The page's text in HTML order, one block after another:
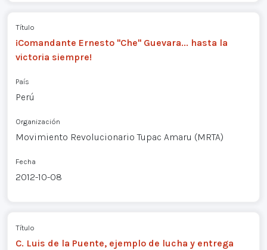
Título
¡Comandante Ernesto "Che" Guevara... hasta la
victoria siempre!
País
Perú
Organización
Movimiento Revolucionario Tupac Amaru (MRTA)
Fecha
2012-10-08
Título
C. Luis de la Puente, ejemplo de lucha y entrega